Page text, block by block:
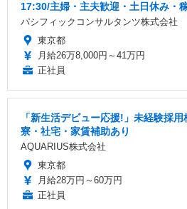
17:30/主婦・主夫歓迎・土日休み・
パシフィックコンサルタンツ株式会社
東京都
月給26万8,000円～41万円
正社員
「新生活デビュー応援!」未経験採
寮・社宅・家賃補助あり
AQUARIUS株式会社
東京都
月給28万円～60万円
正社員